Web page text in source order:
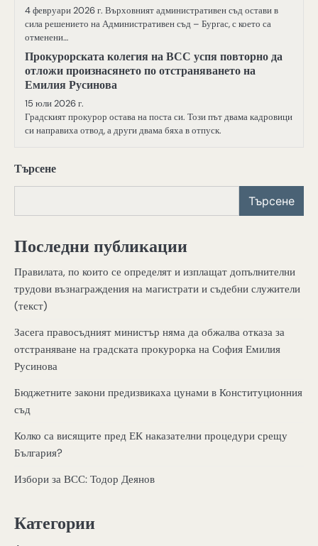
4 февруари 2026 г. Върховният административен съд остави в
сила решението на Административен съд – Бургас, с което са
отменени…
Прокурорската колегия на ВСС успя повторно да
отложи произнасянето по отстраняването на
Емилия Русинова
15 юли 2026 г.
Градският прокурор остава на поста си. Този път двама кадровици
си направиха отвод, а други двама бяха в отпуск.
Търсене
Търсене
Последни публикации
Правилата, по които се определят и изплащат допълнителни
трудови възнаграждения на магистрати и съдебни служители
(текст)
Засега правосъдният министър няма да обжалва отказа за
отстраняване на градската прокурорка на София Емилия
Русинова
Бюджетните закони предизвикаха цунами в Конституционния
съд
Колко са висящите пред ЕК наказателни процедури срещу
България?
Избори за ВСС: Тодор Деянов
Категории